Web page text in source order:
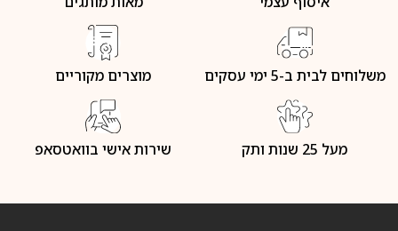
משלוחים לבית ב-5 ימי עסקים מוצרים מקוריים
מעל 25 שנות ותק שירות אישי בוואטסאפ